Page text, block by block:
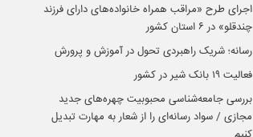
اجرای طرح «مراقب همراه خانواده‌های دارای فرزند
چندقلو» در ۶ استان کشور
رسانه؛ شریک راهبردی تحول در آموزش و پرورش
فعالیت ۱۹ بانک شیر در کشور
بررسی جامعه‌شناسی محبوبیت چهره‌های جدید
مجازی / سواد رسانه‌ای را از شعار به مهارت تبدیل